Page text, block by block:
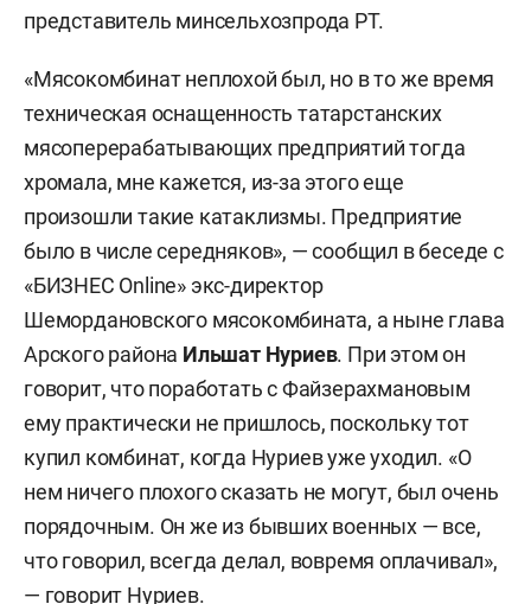
представитель минсельхозпрода РТ.
«Мясокомбинат неплохой был, но в то же время
техническая оснащенность татарстанских
мясоперерабатывающих предприятий тогда
хромала, мне кажется, из-за этого еще
произошли такие катаклизмы. Предприятие
было в числе середняков», — сообщил в беседе с
«БИЗНЕС Online» экс-директор
Шемордановского мясокомбината, а ныне глава
Арского района Ильшат Нуриев. При этом он
говорит, что поработать с Файзерахмановым
ему практически не пришлось, поскольку тот
купил комбинат, когда Нуриев уже уходил. «О
нем ничего плохого сказать не могут, был очень
порядочным. Он же из бывших военных — все,
что говорил, всегда делал, вовремя оплачивал»,
— говорит Нуриев.